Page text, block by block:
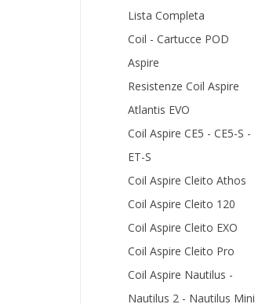
Lista Completa
Coil - Cartucce POD
Aspire
Resistenze Coil Aspire
Atlantis EVO
Coil Aspire CE5 - CE5-S -
ET-S
Coil Aspire Cleito Athos
Coil Aspire Cleito 120
Coil Aspire Cleito EXO
Coil Aspire Cleito Pro
Coil Aspire Nautilus -
Nautilus 2 - Nautilus Mini